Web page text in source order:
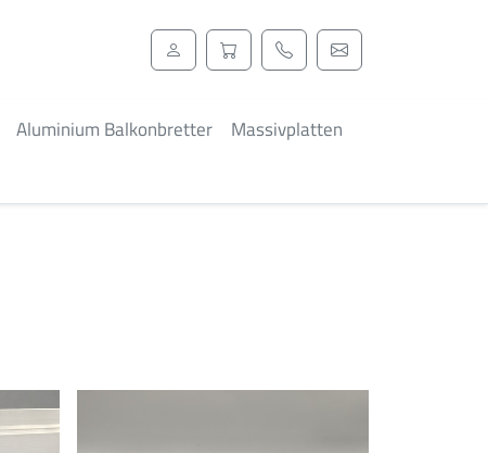
Aluminium Balkonbretter
Massivplatten